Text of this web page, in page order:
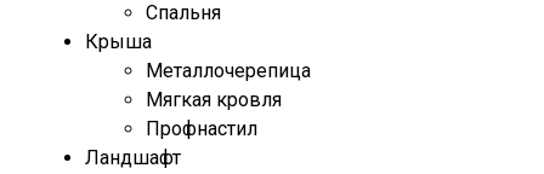
Спальня
Крыша
Металлочерепица
Мягкая кровля
Профнастил
Ландшафт